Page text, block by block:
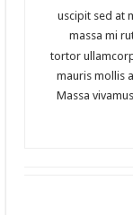
uscipit sed at
massa mi
tortor
mauris mollis
Massa